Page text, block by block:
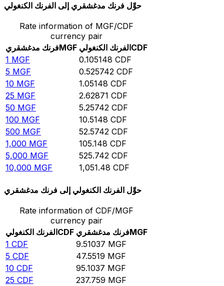
حوِّل فرنك مدغشقري إلى الفرنك الكنغولي
Rate information of MGF/CDF
currency pair
فرنك مدغشقريMGF الفرنك الكنغوليCDF
1 MGF 0.105148 CDF
5 MGF 0.525742 CDF
10 MGF 1.05148 CDF
25 MGF 2.62871 CDF
50 MGF 5.25742 CDF
100 MGF 10.5148 CDF
500 MGF 52.5742 CDF
1,000 MGF 105.148 CDF
5,000 MGF 525.742 CDF
10,000 MGF 1,051.48 CDF
حوِّل الفرنك الكنغولي إلى فرنك مدغشقري
Rate information of CDF/MGF
currency pair
الفرنك الكنغوليCDF فرنك مدغشقريMGF
1 CDF 9.51037 MGF
5 CDF 47.5519 MGF
10 CDF 95.1037 MGF
25 CDF 237.759 MGF